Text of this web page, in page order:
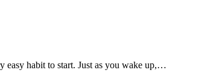
easy habit to start. Just as you wake up,…